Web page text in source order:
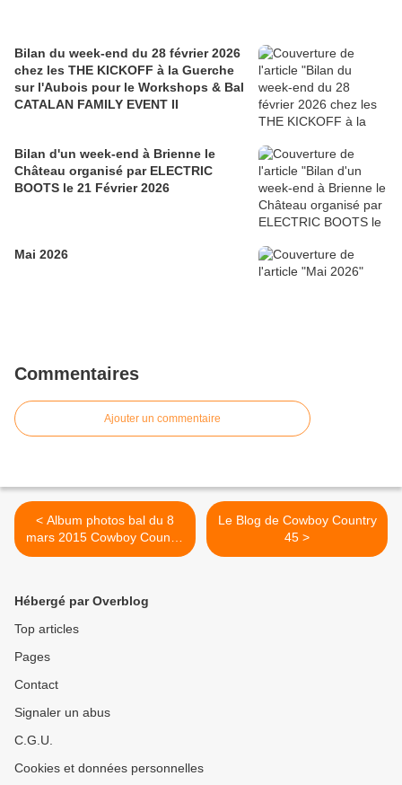
Bilan du week-end du 28 février 2026
chez les THE KICKOFF à la Guerche
sur l'Aubois pour le Workshops & Bal
CATALAN FAMILY EVENT II
Bilan d'un week-end à Brienne le
Château organisé par ELECTRIC
BOOTS le 21 Février 2026
Mai 2026
Commentaires
Ajouter un commentaire
< Album photos bal du 8
mars 2015 Cowboy Country
45
Le Blog de Cowboy Country
45 >
Hébergé par Overblog
Top articles
Pages
Contact
Signaler un abus
C.G.U.
Cookies et données personnelles